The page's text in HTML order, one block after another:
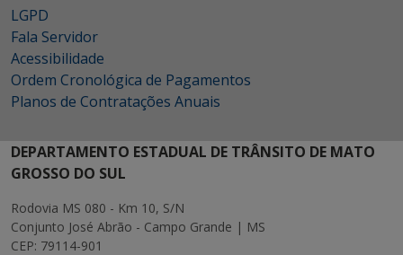
LGPD
Fala Servidor
Acessibilidade
Ordem Cronológica de Pagamentos
Planos de Contratações Anuais
DEPARTAMENTO ESTADUAL DE TRÂNSITO DE MATO
GROSSO DO SUL
Rodovia MS 080 - Km 10, S/N
Conjunto José Abrão - Campo Grande | MS
CEP: 79114-901